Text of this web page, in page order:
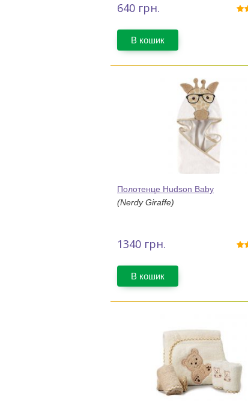
640 грн.
В кошик
Полотенце Hudson Baby
(Nerdy Giraffe)
1340 грн.
В кошик